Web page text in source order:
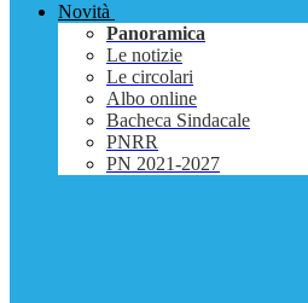
Novità
Panoramica
Le notizie
Le circolari
Albo online
Bacheca Sindacale
PNRR
PN 2021-2027